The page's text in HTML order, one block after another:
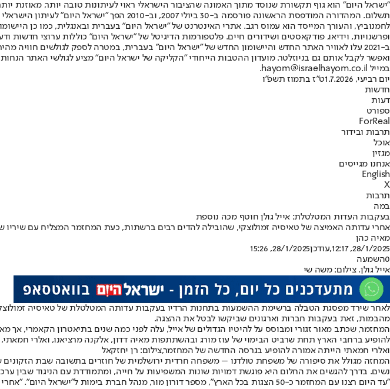
"ישראל היום" הוא גוף תקשורת שנוסד מתוך האמונה שהציבור הישראלי ראוי לעיתונות טובה יותר, מאוזנת
תשלום. המהדורה המודפסת הראשונה פורסמה ב-30
ופרשנויות, וידיאו, פודקאסטים ושידורים חיים. פלטפורמות הדיגיטל של "ישראל היום" כוללות ערוצי חדשות
ב-2021 עלו לאוויר האתר החדש והיישומון החדש של "ישראל היום" בעברית, במטרה לספק לגולשים
ואפשר לקבל אותם גם בניוזלטר. מועדון ההטבות הייחודי "הקליקה של ישראל היום" מציע לגולשי האתר
במייל hayom@israelhayom.co.il.
יום רביעי, 1.7.2026
ט"ז בתמוז תשפ"ו
חדשות
דעות
ספורט
ForReal
תרבות ובידור
אוכל
מגזין
אנחנו מגייסים
English
X
תרבות
במה
בעקבות העדות המטלטלת: אייל גולן חוטף מכה נוספת
אחרי עדותה האמיצה של טאיסיה זמולוצקי, שהובילה להדים רבים ברשתות, כעת המחזמר המצליח עם
מאיה כהן
28/1/2025, 12:17
,עודכן28/1/2025, 15:26
0השמעה
אייל גולן. צילום: משה שי
לאחר שירד מפסגת הטבלה ברשימת ההשמעות בתחנות הרדיו בעקבות עדותה המטלטלת של טאיסיה
מהבמות, זאת בעקבות חברות וארגונים שביקשו לבטל את ההצגה.
המחזמר, שכתב מאור זגורי ומבוסס על להיטיו הגדולים של אייל, עלה לפני כמה שנים בתיאטרון הקאמרי,
להופיע ברחבי הארץ תחת שרביט הבימוי של עוז מורג ובהשתתפות מאיה דדון, אלקנה מרציאנו, ואלרי חמאתי,
ואלרי חמאתי הייתה אמורה להופיע בגרסה החדשה של המחזמר,צילום: רן יחזקאל
המחזה מגולל את סיפורה של משפחת טולדנו – משפחה חרדית ירושלמית של חוזרים בתשובה שבת
נשים. בדרך להגשים את החלום היא פוגשת דמויות שונות המשפיעות על חייה, ומתמודדת עם הניגוד שבין